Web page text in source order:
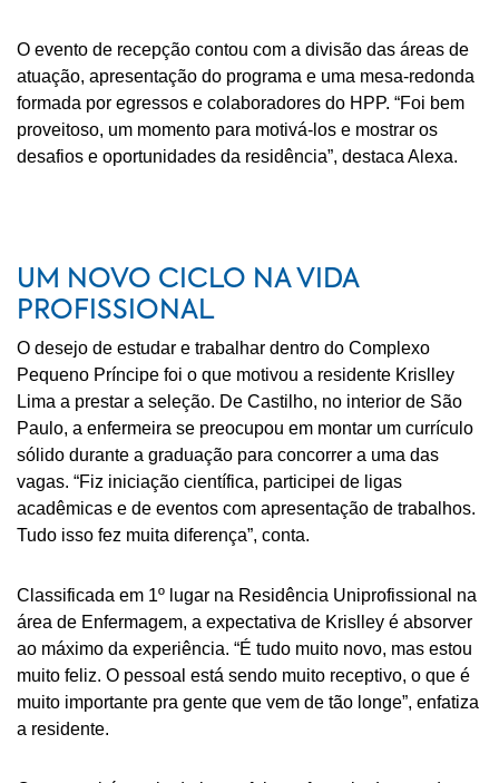
O evento de recepção contou com a divisão das áreas de
atuação, apresentação do programa e uma mesa-redonda
formada por egressos e colaboradores do HPP. “Foi bem
proveitoso, um momento para motivá-los e mostrar os
desafios e oportunidades da residência”, destaca Alexa.
UM NOVO CICLO NA VIDA
PROFISSIONAL
O desejo de estudar e trabalhar dentro do Complexo
Pequeno Príncipe foi o que motivou a residente Krislley
Lima a prestar a seleção. De Castilho, no interior de São
Paulo, a enfermeira se preocupou em montar um currículo
sólido durante a graduação para concorrer a uma das
vagas. “Fiz iniciação científica, participei de ligas
acadêmicas e de eventos com apresentação de trabalhos.
Tudo isso fez muita diferença”, conta.
Classificada em 1º lugar na Residência Uniprofissional na
área de Enfermagem, a expectativa de Krislley é absorver
ao máximo da experiência. “É tudo muito novo, mas estou
muito feliz. O pessoal está sendo muito receptivo, o que é
muito importante pra gente que vem de tão longe”, enfatiza
a residente.